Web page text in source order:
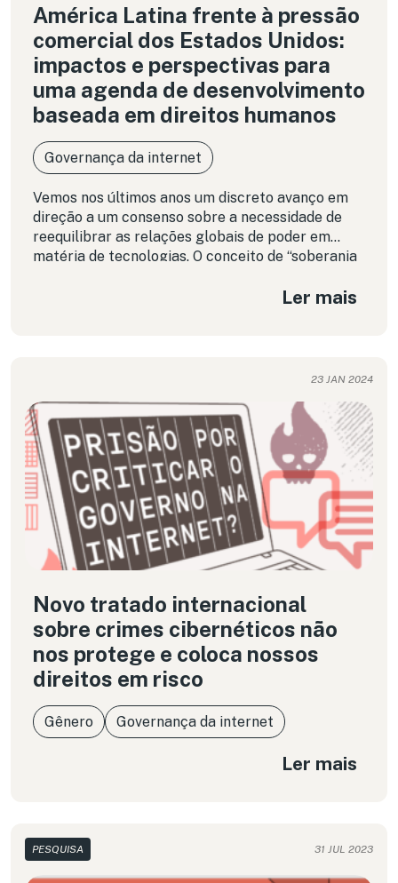
América Latina frente à pressão
comercial dos Estados Unidos:
impactos e perspectivas para
uma agenda de desenvolvimento
baseada em direitos humanos
Governança da internet
Vemos nos últimos anos um discreto avanço em
direção a um consenso sobre a necessidade de
reequilibrar as relações globais de poder em
matéria de tecnologias. O conceito de “soberania
autoridades governamentais e internacionais. Ao
algumas poucas empresas. Mesmo que algumas
os países continuem oferecendo benefícios às
mesmas empresas para a exploração de recursos
a nível local), a aliança entre as Big Techs e o
governo de extrema direita dos Estados Unidos
tem mobilizado todos seus esforços para fazê-las
recuar.
Ler mais
23 JAN 2024
Novo tratado internacional
sobre crimes cibernéticos não
nos protege e coloca nossos
direitos em risco
Gênero Governança da internet
Ler mais
PESQUISA 31 JUL 2023